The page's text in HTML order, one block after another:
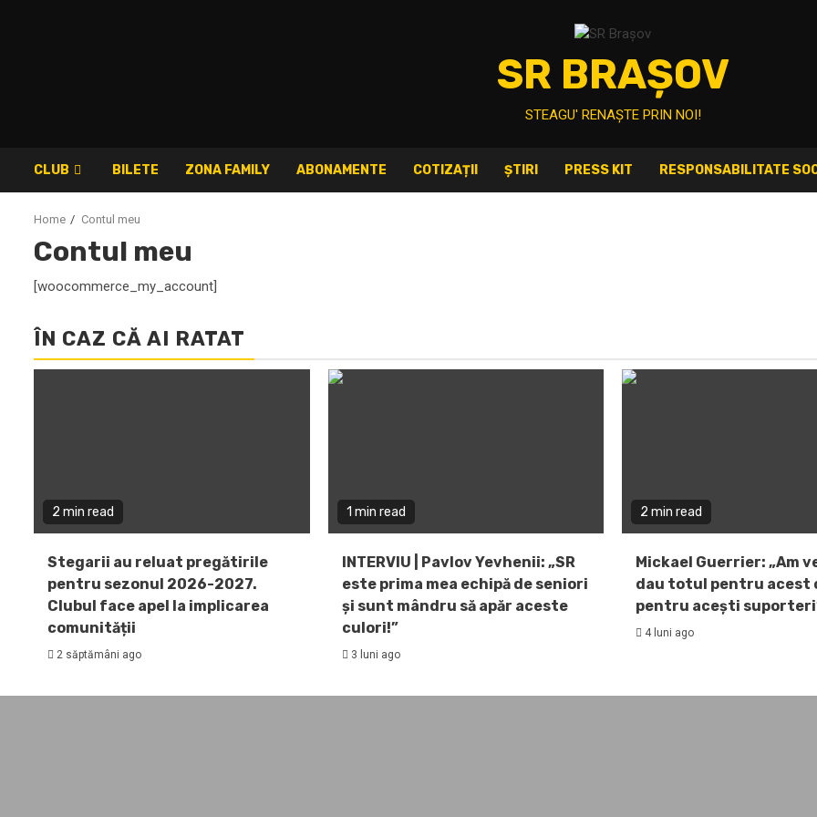
SR BRAȘOV
STEAGU' RENAȘTE PRIN NOI!
CLUB BILETE ZONA FAMILY ABONAMENTE COTIZAȚII ȘTIRI PRESS KIT RESPONSABILITATE
Home Contul meu
Contul meu
[woocommerce_my_account]
ÎN CAZ CĂ AI RATAT
2 min read
Stegarii au reluat pregătirile
pentru sezonul 2026-2027.
Clubul face apel la implicarea
comunității
2 săptămâni ago
1 min read
INTERVIU | Pavlov Yevhenii: „SR
este prima mea echipă de seniori
și sunt mândru să apăr aceste
culori!”
3 luni ago
2 min read
Mickael Guerrier: „Am
dau totul pentru acest
pentru acești
4 luni ago